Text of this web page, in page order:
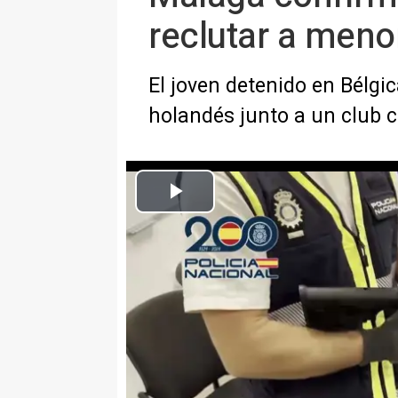
reclutar a
El joven detenido en
holandés junto a un club
Fusil de asalto usado por un sicario menor de edad que
Europa Press Nacional
Publicado: sábado, 27 septiembre 2025 11:00
MADRID, 27 Sep. (EUROPA
La Policía Nacional sospecha
detenido por asesinar con un